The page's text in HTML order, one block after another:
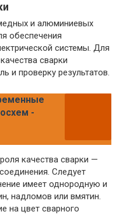
и алюминиевых
обеспечения
системы. Для
сварки
и проверку результатов.
-
качества сварки —
Следует
имеет однородную и
надломов или вмятин.
на цвет сварного